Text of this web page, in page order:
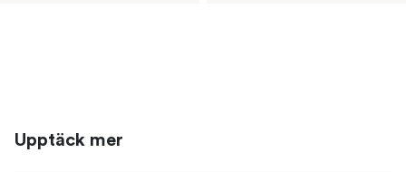
Upptäck mer